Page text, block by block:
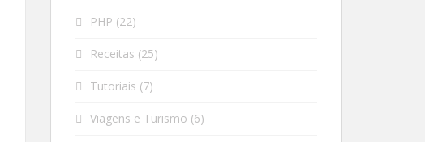
PHP (22)
Receitas (25)
Tutoriais (7)
Viagens e Turismo (6)